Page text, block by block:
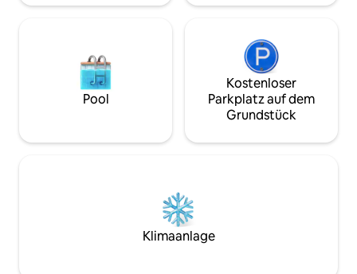
Pool
Kostenloser
Parkplatz auf dem
Grundstück
Klimaanlage